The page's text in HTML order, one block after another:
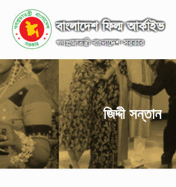
জিদ্দী সন্তান